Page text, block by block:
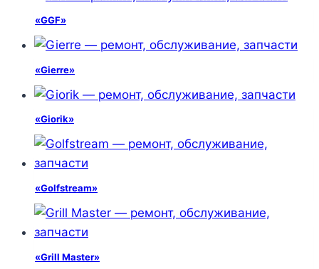
«GGF»
«Gierre»
«Giorik»
«Golfstream»
«Grill Master»